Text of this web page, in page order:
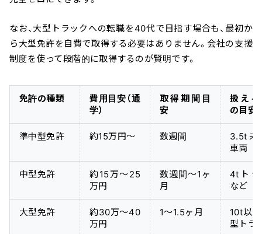
なお、大型トラックへの転職を40代で目指す場合も、最初か
ら大型免許を自費で取得する必要はありません。会社の支援
制度を使って段階的に取得するのが賢明です。
免許の種類
費用目安（通
学）
取得期間目
安
扱え
の目安
準中型免許 約15万円〜 数週間
3.5t未
車両
中型免許
約15万〜25
万円
数週間〜1ヶ
月
4tトラ
など
大型免許
約30万〜40
万円
1〜1.5ヶ月
10t以
型トラ